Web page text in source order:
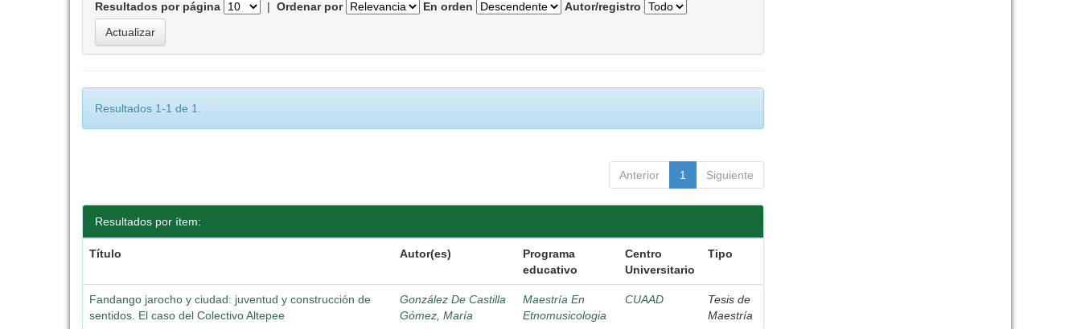
Resultados por página | Ordenar por En orden Autor/registro
Resultados 1-1 de 1.
Anterior 1 Siguiente
Resultados por ítem:
Título Autor(es)
Programa
educativo
Centro
Universitario
Tipo
Fandango jarocho y ciudad: juventud y construcción de
sentidos. El caso del Colectivo Altepee
González De Castilla
Gómez, María
Maestría En
Etnomusicologia
CUAAD
Tesis de
Maestría